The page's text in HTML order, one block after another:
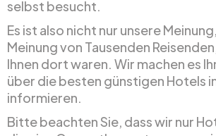
selbst besucht.
Es ist also nicht nur unsere
Meinung von Tausenden
Ihnen dort waren. Wir machen es
über die besten günstigen Hotels
informieren.
Bitte beachten Sie, dass wir nur